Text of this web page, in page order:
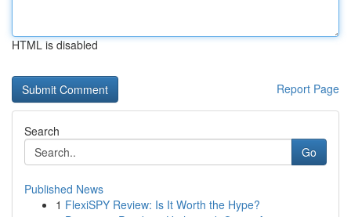
HTML is disabled
Report Page
Search
Go
Published News
1 FlexiSPY Review: Is It Worth the Hype?